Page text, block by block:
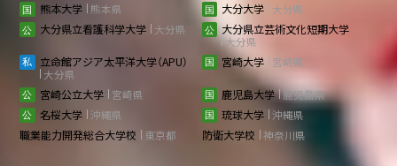
熊本大学 熊本県 大分大学 大分県
大分県立看護科学大学
大分県
大分県立芸術文化短期大学
大分県
立命館アジア太平洋大学（APU）
大分県
宮崎大学 宮崎県
宮崎公立大学 宮崎県 鹿児島大学 鹿児島県
名桜大学
沖縄県 琉球大学 沖縄県
職業能力開発総合大学校
東京都 防衛大学校 神奈川県